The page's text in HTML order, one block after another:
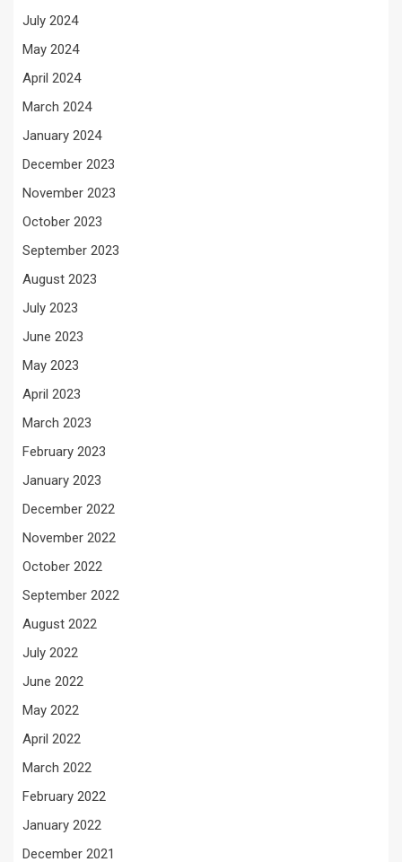
July 2024
May 2024
April 2024
March 2024
January 2024
December 2023
November 2023
October 2023
September 2023
August 2023
July 2023
June 2023
May 2023
April 2023
March 2023
February 2023
January 2023
December 2022
November 2022
October 2022
September 2022
August 2022
July 2022
June 2022
May 2022
April 2022
March 2022
February 2022
January 2022
December 2021